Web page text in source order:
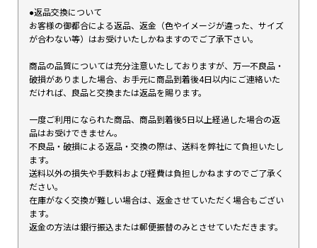
●返品交換について
お客様の御都合による返品、返金（色やイメージが違った、サイズ
が合わない等）はお受けいたしかねますのでご了承下さい。
商品の品質については充分注意いたしておりますが、万一不良品・
破損がありました場合、お手元に商品到着後4日以内にご連絡いた
だければ、良品と交換または返品を賜ります。
一度ご利用になられた商品、商品到着後5日以上経過した場合の返
品はお受けできません。
不良品・破損による返品・交換の際は、送料を弊社にて負担いたし
ます。
送料以外の損失や手数料および経費は負担しかねますのでご了承く
ださい。
在庫がなく交換が難しい場合は、返金させていただく場合もござい
ます。
返金の方法は銀行振込または郵便振替のみとさせていただきます。